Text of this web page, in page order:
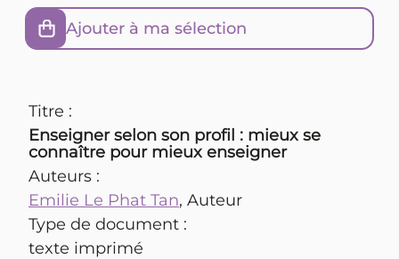
Ajouter à ma sélection
Titre :
Enseigner selon son profil : mieux se
connaître pour mieux enseigner
Auteurs :
Emilie Le Phat Tan, Auteur
Type de document :
texte imprimé